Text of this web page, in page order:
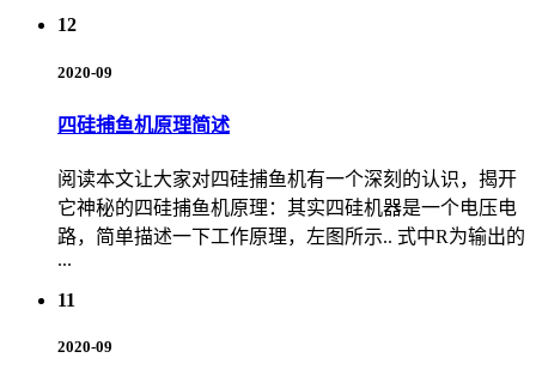
12
2020-09
四硅捕鱼机原理简述
阅读本文让大家对四硅捕鱼机有一个深刻的认识，揭开
它神秘的四硅捕鱼机原理：其实四硅机器是一个电压电
路，简单描述一下工作原理，左图所示.. 式中R为输出的
...
11
2020-09